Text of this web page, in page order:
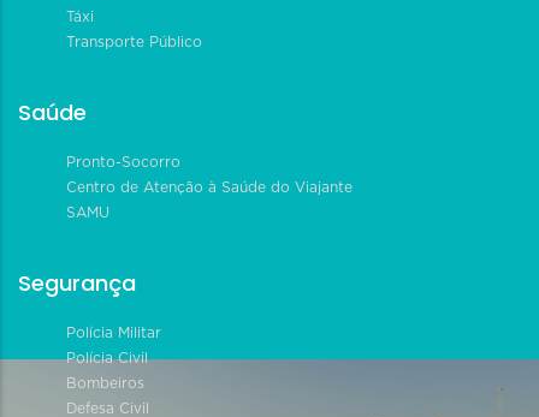
Táxi
Transporte Público
Saúde
Pronto-Socorro
Centro de Atenção à Saúde do Viajante
SAMU
Segurança
Polícia Militar
Polícia Civil
Bombeiros
Defesa Civil